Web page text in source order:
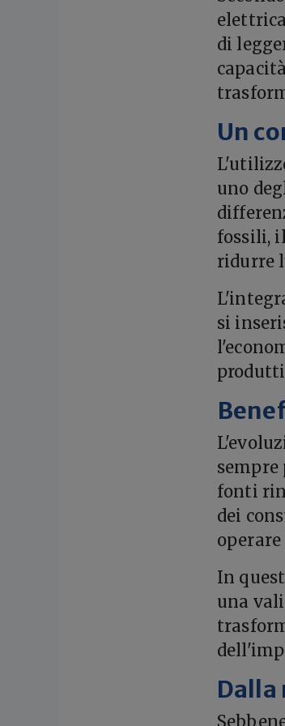
di
Un
uno
fossili,
ridurre
si
fonti
dei
In
una